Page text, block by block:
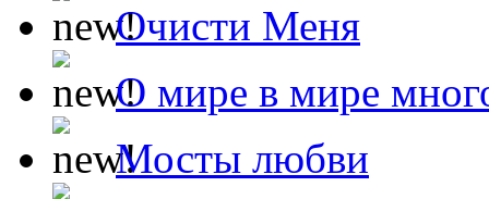
Очисти Меня
О мире в мире
Мосты любви